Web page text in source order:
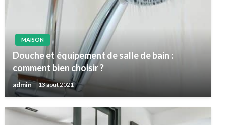
MAISON
Douche et équipement de salle de bain :
comment bien choisir ?
admin 13 août 2021